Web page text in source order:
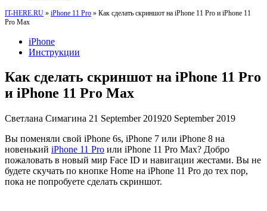
IT-HERE.RU » iPhone 11 Pro » Как сделать скриншот на iPhone 11 Pro и iPhone 11
Pro Max
iPhone
Инструкции
Как сделать скриншот на iPhone 11 Pro
и iPhone 11 Pro Max
Светлана Симагина 21 September 201920 September 2019
Вы поменяли свой iPhone 6s, iPhone 7 или iPhone 8 на
новенький iPhone 11 Pro или iPhone 11 Pro Max? Добро
пожаловать в новый мир Face ID и навигации жестами. Вы не
будете скучать по кнопке Home на iPhone 11 Pro до тех пор,
пока не попробуете сделать скриншот.